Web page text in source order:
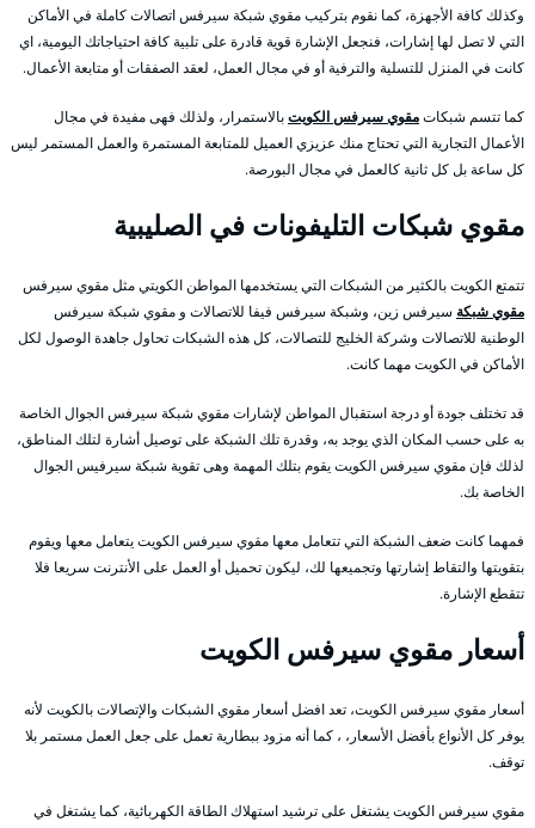
وكذلك كافة الأجهزة، كما نقوم بتركيب مقوي شبكة سيرفس اتصالات كاملة في الأماكن
التي لا تصل لها إشارات، فنجعل الإشارة قوية قادرة على تلبية كافة احتياجاتك اليومية، اي
كانت في المنزل للتسلية والترفية أو في مجال العمل، لعقد الصفقات أو متابعة الأعمال.
كما تتسم شبكاتمقوي سيرفس الكويتبالاستمرار، ولذلك فهى مفيدة في مجال
الأعمال التجارية التي تحتاج منك عزيزي العميل للمتابعة المستمرة والعمل المستمر ليس
كل ساعة بل كل ثانية كالعمل في مجال البورصة.
مقوي شبكات التليفونات في الصليبية
تتمتع الكويت بالكثير من الشبكات التي يستخدمها المواطن الكويتي مثل مقوي سيرفس
مقوي شبكة سيرفس زين، وشبكة سيرفس فيفا للاتصالات و مقوي شبكة سيرفس
الوطنية للاتصالات وشركة الخليج للتصالات، كل هذه الشبكات تحاول جاهدة الوصول لكل
الأماكن في الكويت مهما كانت.
قد تختلف جودة أو درجة استقبال المواطن لإشارات مقوي شبكة سيرفس الجوال الخاصة
به على حسب المكان الذي يوجد به، وقدرة تلك الشبكة على توصيل أشارة لتلك المناطق،
لذلك فإن مقوي سيرفس الكويت يقوم بتلك المهمة وهى تقوية شبكة سيرفيس الجوال
الخاصة بك.
فمهما كانت ضعف الشبكة التي تتعامل معها مقوي سيرفس الكويت يتعامل معها ويقوم
بتقويتها والتقاط إشارتها وتجميعها لك، ليكون تحميل أو العمل على الأنترنت سريعا فلا
تتقطع الإشارة.
أسعار مقوي سيرفس الكويت
أسعار مقوي سيرفس الكويت، تعد افضل أسعار مقوي الشبكات والإتصالات بالكويت لأنه
يوفر كل الأنواع بأفضل الأسعار، ، كما أنه مزود ببطارية تعمل على جعل العمل مستمر بلا
توقف.
مقوي سيرفس الكويت يشتغل على ترشيد استهلاك الطاقة الكهربائية، كما يشتغل في